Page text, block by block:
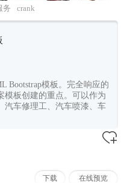
务 crank
Bootstrap模板。完全响应的
模板创建的重点。可以作为
汽车修理工、汽车喷漆、车
下载 在线预览